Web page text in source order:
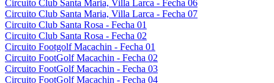
Circuito Club Santa Maria, Villa Larca - Fecha 06
Circuito Club Santa Maria, Villa Larca - Fecha 07
Circuito Club Santa Rosa - Fecha 01
Circuito Club Santa Rosa - Fecha 02
Circuito Footgolf Macachin - Fecha 01
Circuito FootGolf Macachin - Fecha 02
Circuito FootGolf Macachin - Fecha 03
Circuito FootGolf Macachin - Fecha 04